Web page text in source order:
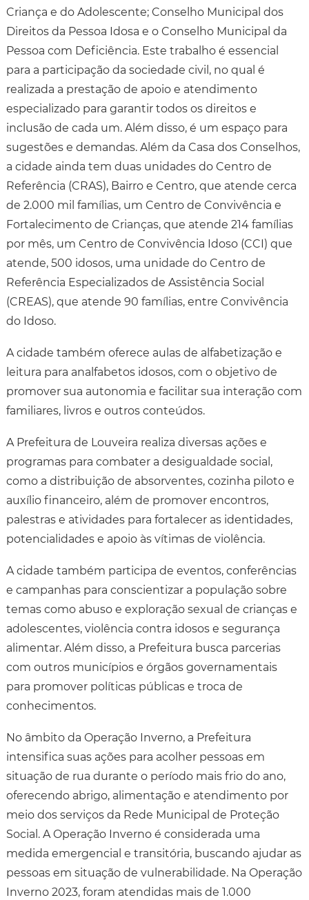
Criança e do Adolescente; Conselho Municipal dos
Direitos da Pessoa Idosa e o Conselho Municipal da
Pessoa com Deficiência. Este trabalho é essencial
para a participação da sociedade civil, no qual é
realizada a prestação de apoio e atendimento
especializado para garantir todos os direitos e
inclusão de cada um. Além disso, é um espaço para
sugestões e demandas. Além da Casa dos Conselhos,
a cidade ainda tem duas unidades do Centro de
Referência (CRAS), Bairro e Centro, que atende cerca
de 2.000 mil famílias, um Centro de Convivência e
Fortalecimento de Crianças, que atende 214 famílias
por mês, um Centro de Convivência Idoso (CCI) que
atende, 500 idosos, uma unidade do Centro de
Referência Especializados de Assistência Social
(CREAS), que atende 90 famílias, entre Convivência
do Idoso.
A cidade também oferece aulas de alfabetização e
leitura para analfabetos idosos, com o objetivo de
promover sua autonomia e facilitar sua interação com
familiares, livros e outros conteúdos.
A Prefeitura de Louveira realiza diversas ações e
programas para combater a desigualdade social,
como a distribuição de absorventes, cozinha piloto e
auxílio financeiro, além de promover encontros,
palestras e atividades para fortalecer as identidades,
potencialidades e apoio às vítimas de violência.
A cidade também participa de eventos, conferências
e campanhas para conscientizar a população sobre
temas como abuso e exploração sexual de crianças e
adolescentes, violência contra idosos e segurança
alimentar. Além disso, a Prefeitura busca parcerias
com outros municípios e órgãos governamentais
para promover políticas públicas e troca de
conhecimentos.
No âmbito da Operação Inverno, a Prefeitura
intensifica suas ações para acolher pessoas em
situação de rua durante o período mais frio do ano,
oferecendo abrigo, alimentação e atendimento por
meio dos serviços da Rede Municipal de Proteção
Social. A Operação Inverno é considerada uma
medida emergencial e transitória, buscando ajudar as
pessoas em situação de vulnerabilidade. Na Operação
Inverno 2023, foram atendidas mais de 1.000